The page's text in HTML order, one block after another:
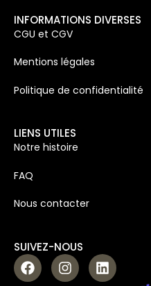
INFORMATIONS DIVERSES
CGU et CGV
Mentions légales
Politique de confidentialité
LIENS UTILES
Notre histoire
FAQ
Nous contacter
SUIVEZ-NOUS